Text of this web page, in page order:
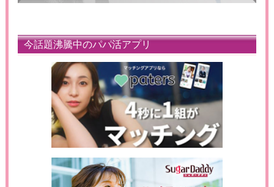
今話題沸騰中のパパ活アプリ